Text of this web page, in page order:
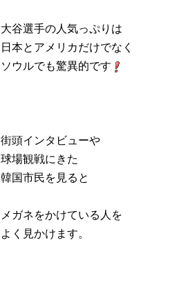
大谷選手の人気っぷりは
日本とアメリカだけでなく
ソウルでも驚異的です
街頭インタビューや
球場観戦にきた
韓国市民を見ると
メガネをかけている人を
よく見かけます。